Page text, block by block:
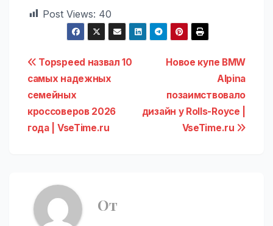
Post Views: 40
Навигация
по
записям
Новое купе BMW
Alpina
позаимствовало
дизайн у Rolls-Royce |
VseTime.ru
Topspeed назвал 10
самых надежных
семейных
кроссоверов 2026
года | VseTime.ru
От